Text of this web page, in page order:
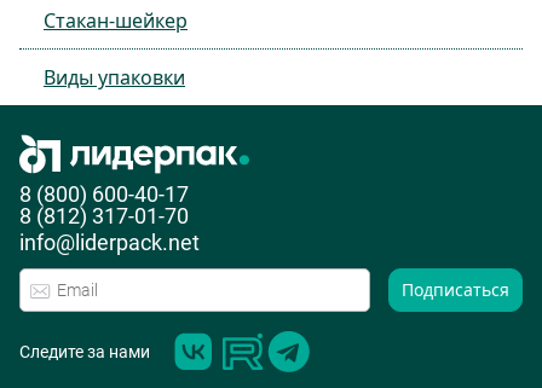
Стакан-шейкер
Виды упаковки
8 (800) 600-40-17
8 (812) 317-01-70
info@liderpack.net
Подписаться
Следите за нами